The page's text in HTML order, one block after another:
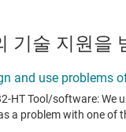
기술 지원을